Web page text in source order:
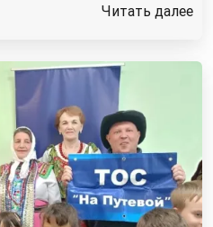
Читать далее